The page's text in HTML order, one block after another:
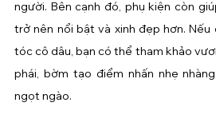
người. Bên cạnh đó, phụ kiện còn
trở nên nổi bật và xinh đẹp hơn.
tóc cô dâu, bạn có thể tham khảo
phái, bờm tạo điểm nhấn nhẹ
ngọt ngào.